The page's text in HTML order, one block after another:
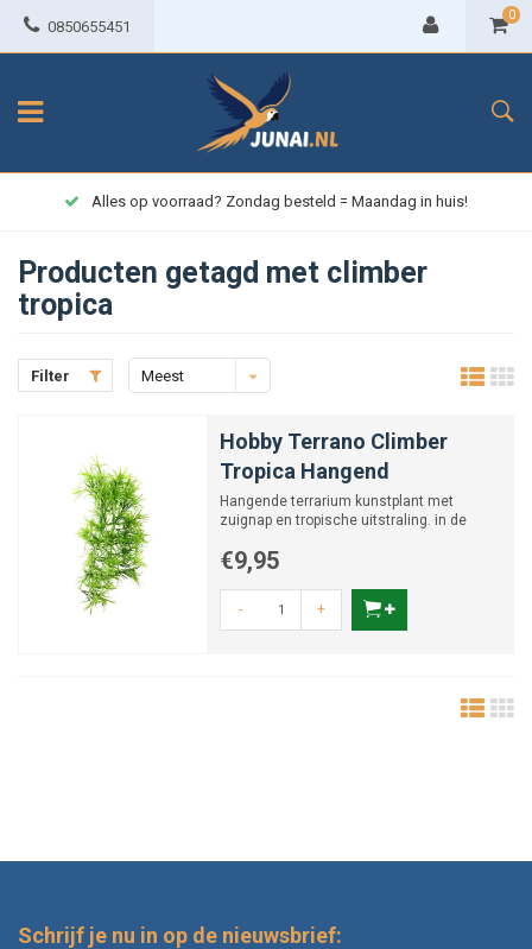
0850655451
0
Alles op voorraad? Zondag besteld = Maandag in huis!
Producten getagd met climber
tropica
Filter
Meest
Hobby Terrano Climber
Tropica Hangend
Hangende terrarium kunstplant met
zuignap en tropische uitstraling. in de
€9,95
- +
Schrijf je nu in op de nieuwsbrief: